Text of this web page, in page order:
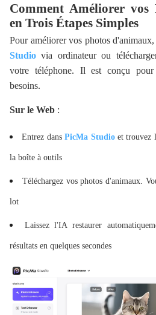
Comment Améliorer
en Trois Étapes Simples
Pour améliorer vos photos
Studio via ordinateur ou
votre téléphone. Il est conçu
besoins.
Sur le Web :
Entrez dansPicMa Studioet trouvez
la boîte à outils
Téléchargez vos photos d'animaux.
lot
Laissez l'IA restaurer
résultats en quelques secondes